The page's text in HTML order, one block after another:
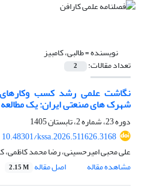
نویسنده =طالبی، کامبیز
تعداد مقالات: 2
نگاشت علمی رشد کسب
شهرک های صنعتی ایران: یک
دوره 23، شماره 2، تابستان 1405
10.48301/kssa.2026.511626.3168
علی محبی امیرحسینی، رضا محمد کاظمی،
مشاهده مقاله
اصل مقاله 2.15 M